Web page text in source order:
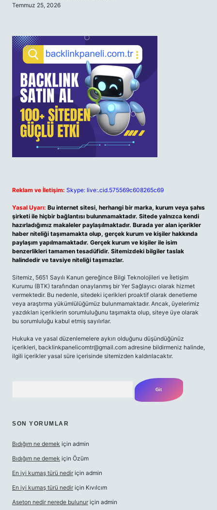
Temmuz 25, 2026
Reklam ve İletişim: Skype: live:.cid.575569c608265c69
Yasal Uyarı: Bu internet sitesi, herhangi bir marka, kurum veya şahıs
şirketi ile hiçbir bağlantısı bulunmamaktadır. Sitede yalnızca kendi
hazırladığımız makaleler paylaşılmaktadır. Burada yer alan içerikler
haber niteliği taşımamakta olup, gerçek kurum ve kişiler hakkında
paylaşım yapılmamaktadır. Gerçek kurum ve kişiler ile isim
benzerlikleri tamamen tesadüfidir. Sitemizdeki bilgiler taslak
halindedir ve tavsiye niteliği taşımazlar.
Sitemiz, 5651 Sayılı Kanun gereğince Bilgi Teknolojileri ve İletişim
Kurumu (BTK) tarafından onaylanmış bir Yer Sağlayıcı olarak hizmet
vermektedir. Bu nedenle, sitedeki içerikleri proaktif olarak denetleme
veya araştırma yükümlülüğümüz bulunmamaktadır. Ancak, üyelerimiz
yazdıkları içeriklerin sorumluluğunu taşımakta olup, siteye üye olarak
bu sorumluluğu kabul etmiş sayılırlar.
Hukuka ve yasal düzenlemelere aykırı olduğunu düşündüğünüz
içerikleri, backlinkpanelicomtr@gmail.com adresine bildirmeniz halinde,
ilgili içerikler yasal süre içerisinde sitemizden kaldırılacaktır.
SON YORUMLAR
Bıdığım ne demek için admin
Bıdığım ne demek için Özüm
En iyi kumaş türü nedir için admin
En iyi kumaş türü nedir için Kıvılcım
Aseton nedir nerede bulunur için admin